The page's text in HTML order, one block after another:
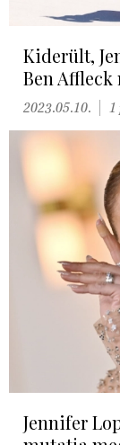
Kiderült,
Ben
2023.05.10. 1
Jennifer